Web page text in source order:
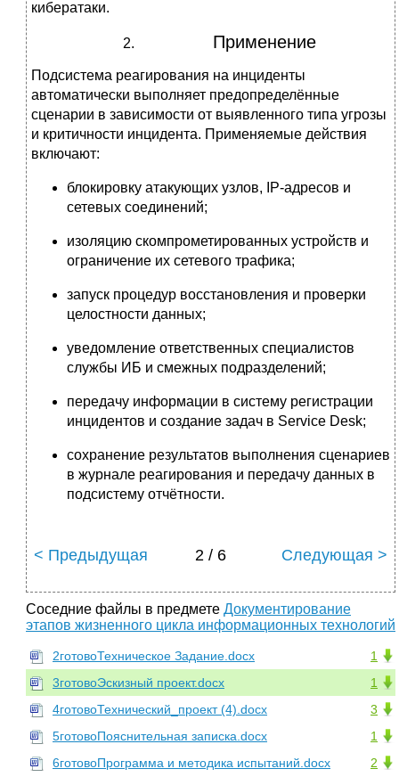
кибератаки.
Применение
Подсистема реагирования на инциденты
автоматически выполняет предопределённые
сценарии в зависимости от выявленного типа угрозы
и критичности инцидента. Применяемые действия
включают:
блокировку атакующих узлов, IP-адресов и
сетевых соединений;
изоляцию скомпрометированных устройств и
ограничение их сетевого трафика;
запуск процедур восстановления и проверки
целостности данных;
уведомление ответственных специалистов
службы ИБ и смежных подразделений;
передачу информации в систему регистрации
инцидентов и создание задач в Service Desk;
сохранение результатов выполнения сценариев
в журнале реагирования и передачу данных в
подсистему отчётности.
< Предыдущая 2 / 6 Следующая >
Соседние файлы в предмете Документирование
этапов жизненного цикла информационных технологий
1
2готовоТехническое Задание.docx
1
3готовоЭскизный проект.docx
3
4готовоТехнический_проект (4).docx
1
5готовоПояснительная записка.docx
2
6готовоПрограмма и методика испытаний.docx